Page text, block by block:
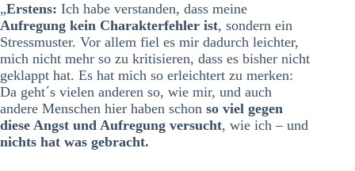
„Erstens: Ich habe verstanden, dass meine
Aufregung kein Charakterfehler ist, sondern ein
Stressmuster. Vor allem fiel es mir dadurch leichter,
mich nicht mehr so zu kritisieren, dass es bisher nicht
geklappt hat. Es hat mich so erleichtert zu merken:
Da geht´s vielen anderen so, wie mir, und auch
andere Menschen hier haben schon so viel gegen
diese Angst und Aufregung versucht, wie ich – und
nichts hat was gebracht.